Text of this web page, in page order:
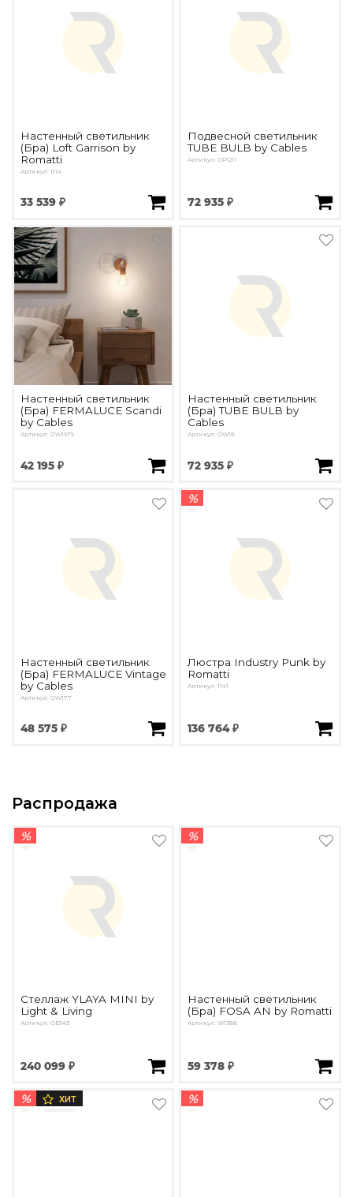
Настенный светильник
(Бра) Loft Garrison by
Romatti
Артикул: 1114
33 539 ₽
Подвесной светильник
TUBE BULB by Cables
Артикул: OPD11
72 935 ₽
Настенный светильник
(Бра) FERMALUCE Scandi
by Cables
Артикул: OW1975
42 195 ₽
Настенный светильник
(Бра) TUBE BULB by
Cables
Артикул: OW18
72 935 ₽
Настенный светильник
(Бра) FERMALUCE Vintage
by Cables
Артикул: OW177
48 575 ₽
%
Люстра Industry Punk by
Romatti
Артикул: 1141
136 764 ₽
Распродажа
%
Стеллаж YLAYA MINI by
Light & Living
Артикул: OE543
240 099 ₽
%
Настенный светильник
(Бра) FOSA AN by Romatti
Артикул: W1388
59 378 ₽
% ХИТ %